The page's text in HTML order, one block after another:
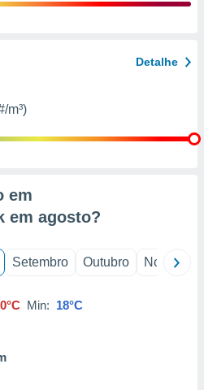
Detalhe
m³)
em
em agosto?
Setembro Outubro Novembro
Min: 18°C